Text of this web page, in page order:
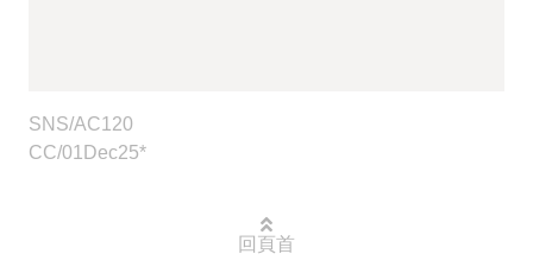
SNS/AC120
CC/01Dec25*
回頁首